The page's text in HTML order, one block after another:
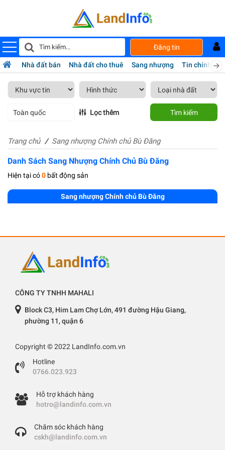
Đăng tin
Nhà đất bán Nhà đất cho thuê Sang nhượng Tin chính chủ
Toàn quốc Lọc thêm Tìm kiếm
Trang chủ Sang nhượng Chính chủ Bù Đăng
Danh Sách Sang Nhượng Chính Chủ Bù Đăng
Hiện tại có0 bất động sản
Sang nhượng Chính chủ Bù Đăng
CÔNG TY TNHH MAHALI
Block C3, Him Lam Chợ Lớn, 491 đường Hậu Giang,
phường 11, quận 6
Copyright © 2022 LandInfo.com.vn
Hotline
0766.023.923
Hỗ trợ khách hàng
hotro@landinfo.com.vn
Chăm sóc khách hàng
cskh@landinfo.com.vn